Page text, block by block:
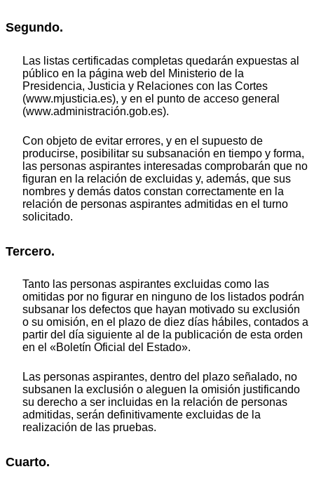
Segundo.
Las listas certificadas completas quedarán expuestas al
público en la página web del Ministerio de la
Presidencia, Justicia y Relaciones con las Cortes
(www.mjusticia.es), y en el punto de acceso general
(www.administración.gob.es).
Con objeto de evitar errores, y en el supuesto de
producirse, posibilitar su subsanación en tiempo y forma,
las personas aspirantes interesadas comprobarán que no
figuran en la relación de excluidas y, además, que sus
nombres y demás datos constan correctamente en la
relación de personas aspirantes admitidas en el turno
solicitado.
Tercero.
Tanto las personas aspirantes excluidas como las
omitidas por no figurar en ninguno de los listados podrán
subsanar los defectos que hayan motivado su exclusión
o su omisión, en el plazo de diez días hábiles, contados a
partir del día siguiente al de la publicación de esta orden
en el «Boletín Oficial del Estado».
Las personas aspirantes, dentro del plazo señalado, no
subsanen la exclusión o aleguen la omisión justificando
su derecho a ser incluidas en la relación de personas
admitidas, serán definitivamente excluidas de la
realización de las pruebas.
Cuarto.